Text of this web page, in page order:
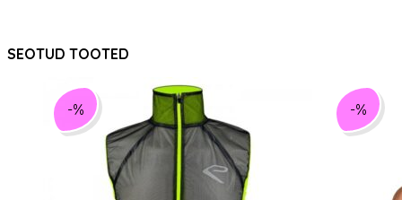
SEOTUD TOOTED
-% -%